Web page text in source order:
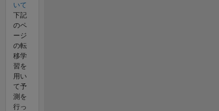
いて
下記
のペ
ージ
の転
移学
習を
用い
て予
測を
行っ